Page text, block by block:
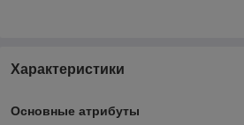
Характеристики
Основные атрибуты